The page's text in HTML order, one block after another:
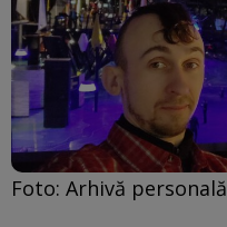
Foto: Arhivă personală